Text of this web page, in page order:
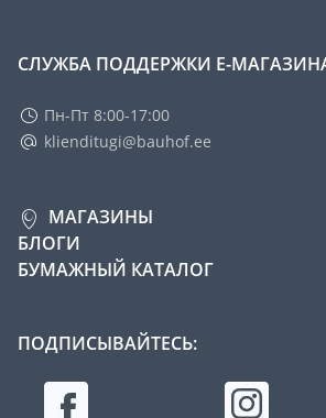
СЛУЖБА ПОДДЕРЖКИ Е-
Пн-Пт 8:00-17:00
klienditugi@bauhof.ee
МАГАЗИНЫ
БЛОГИ
БУМАЖНЫЙ КАТАЛОГ
ПОДПИСЫВАЙТЕСЬ: